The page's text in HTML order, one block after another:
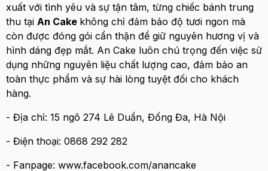
xuất với tình yêu và sự tận tâm, từng chiếc bánh trung
thu tại An Cake không chỉ đảm bảo độ tươi ngon mà
còn được đóng gói cẩn thận để giữ nguyên hương vị và
hình dáng đẹp mắt. An Cake luôn chú trọng đến việc sử
dụng những nguyên liệu chất lượng cao, đảm bảo an
toàn thực phẩm và sự hài lòng tuyệt đối cho khách
hàng.
- Địa chỉ: 15 ngõ 274 Lê Duẩn, Đống Đa, Hà Nội
- Điện thoại: 0868 292 282
- Fanpage: www.facebook.com/anancake